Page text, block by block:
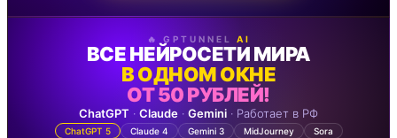
🔥 GPTUNNEL AI
ВСЕ НЕЙРОСЕТИ МИРА
В ОДНОМ ОКНЕ
ОТ 50 РУБЛЕЙ!
ChatGPT · Claude · Gemini · Работает в РФ
ChatGPT 5 Claude 4 Gemini 3 MidJourney
Sora